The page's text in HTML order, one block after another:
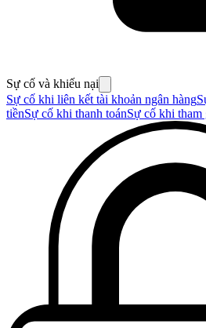
Sự cố và khiếu nại
Sự cố khi liên kết tài khoản ngân hàng
tiềnSự cố khi thanh toánSự cố khi tham